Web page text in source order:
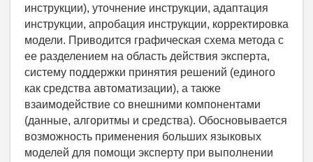
инструкции), уточнение инструкции, адаптация
инструкции, апробация инструкции, корректировка
модели. Приводится графическая схема метода с
ее разделением на область действия эксперта,
систему поддержки принятия решений (единого
как средства автоматизации), а также
взаимодействие со внешними компонентами
(данные, алгоритмы и средства). Обосновывается
возможность применения больших языковых
моделей для помощи эксперту при выполнении